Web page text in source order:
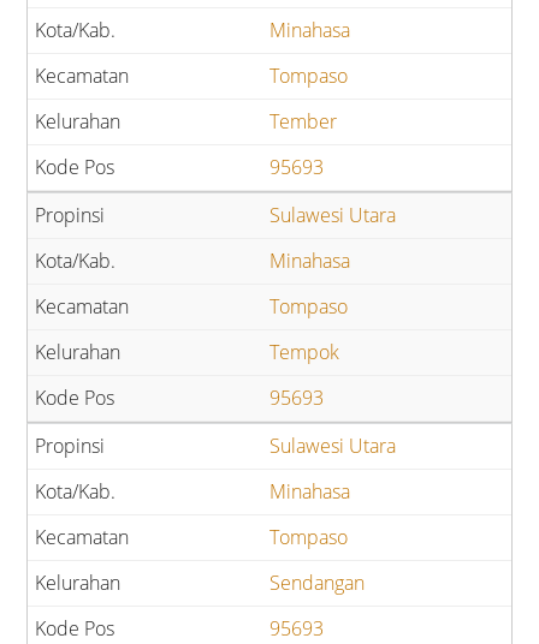
Minahasa
Tompaso
Tember
95693
Sulawesi Utara
Minahasa
Tompaso
Tempok
95693
Sulawesi Utara
Minahasa
Tompaso
Sendangan
95693